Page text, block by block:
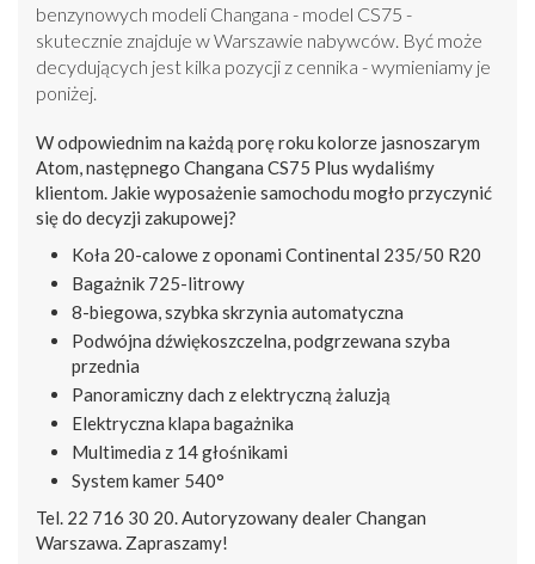
benzynowych modeli Changana - model CS75 -
skutecznie znajduje w Warszawie nabywców. Być może
decydujących jest kilka pozycji z cennika - wymieniamy je
poniżej.
W odpowiednim na każdą porę roku kolorze jasnoszarym
Atom, następnego Changana CS75 Plus wydaliśmy
klientom. Jakie wyposażenie samochodu mogło przyczynić
się do decyzji zakupowej?
Koła 20-calowe z oponami Continental 235/50 R20
Bagażnik 725-litrowy
8-biegowa, szybka skrzynia automatyczna
Podwójna dźwiękoszczelna, podgrzewana szyba
przednia
Panoramiczny dach z elektryczną żaluzją
Elektryczna klapa bagażnika
Multimedia z 14 głośnikami
System kamer 540°
Tel. 22 716 30 20. Autoryzowany dealer Changan
Warszawa. Zapraszamy!